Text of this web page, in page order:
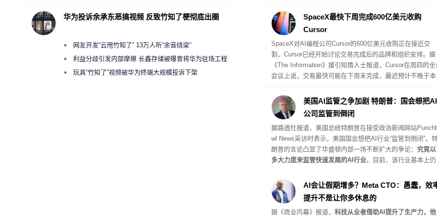
经几乎没有内部消化的空间。
SpaceX最快下周完成600亿美元收购
Cursor
SpaceX对AI编程公司Cursor的600亿美元收购正在接近交
割，Cursor已经开始讨论交易完成后的品牌和组织安排。据
《The Information》援引知情人士报道，Cursor在周四的全
会议上说，交易最快可能在下周末完成，最迟预计不晚于本
件显示，双方已经签署换股并购协议，对Cursor的隐含估值
600亿美元，交易预计于第三季度完成。
美国AI监管之争加剧 特朗普：国会想把AI
公司监管到倒闭
据路透社报道，美国总统特朗普在接受政治新闻网站
wl News采访时表示，美国国会想把AI行业“监管到倒闭”。
朗普的言论凸显了华盛顿内部一场不断扩大的争论： 究竟以
多大力度来监管快速发展的AI行业。目前，该行业基本上仍
出了 一系列尚未取得进展的方案 ，其中一项法案 要求最强大
I模型的开发者提交模型进行独立安全审计
AI会让假期增多？Meta CTO：愚蠢，效
提升不是让你多休息的
据《商业内幕》报道， 科技从业者借助AI提升了生产力，他
华为投诉余承东恶搞视频 反致竹知了梗彻底出圈
网友开发“云甩竹知了” 13万人听“余音绕梁”
利益分歧引发内部摩擦 长鑫存储被曝曾将华为驻场工程
师驱逐出研发基地
玩具“竹知了”视频被华为终端大规模投诉下架